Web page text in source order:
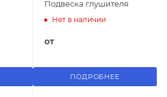
Подвеска глушителя
Нет в наличии
от
ПОДРОБНЕЕ